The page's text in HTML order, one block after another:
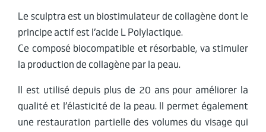
Le sculptra est un biostimulateur de collagène dont le
principe actif est l’acide L Polylactique.
Ce composé biocompatible et résorbable, va stimuler
la production de collagène par la peau.
Il est utilisé depuis plus de 20 ans pour améliorer la
qualité et l’élasticité de la peau. Il permet également
une restauration partielle des volumes du visage qui